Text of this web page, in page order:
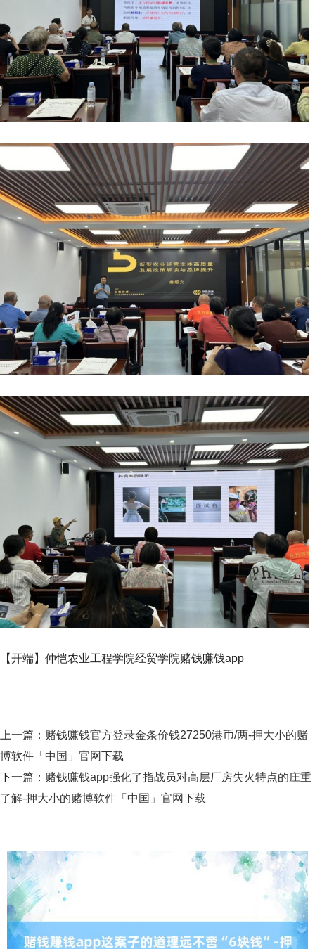
【开端】仲恺农业工程学院经贸学院赌钱赚钱app
上一篇： 赌钱赚钱官方登录金条价钱27250港币/两-押大小的赌
博软件「中国」官网下载
下一篇： 赌钱赚钱app强化了指战员对高层厂房失火特点的庄重
了解-押大小的赌博软件「中国」官网下载